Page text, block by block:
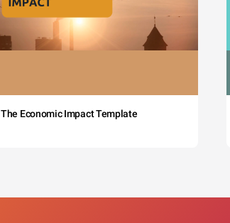
The Economic Impact Template